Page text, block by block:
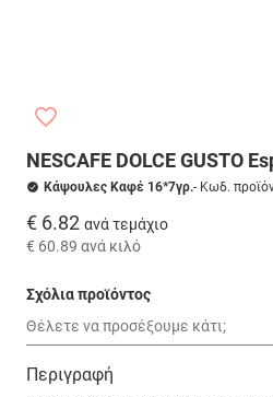
NESCAFE DOLCE GUSTO
Κάψουλες Καφέ 16*7γρ.- Κωδ.
€ 6.82 ανά τεμάχιο
€ 60.89 ανά κιλό
Σχόλια προϊόντος
Περιγραφή